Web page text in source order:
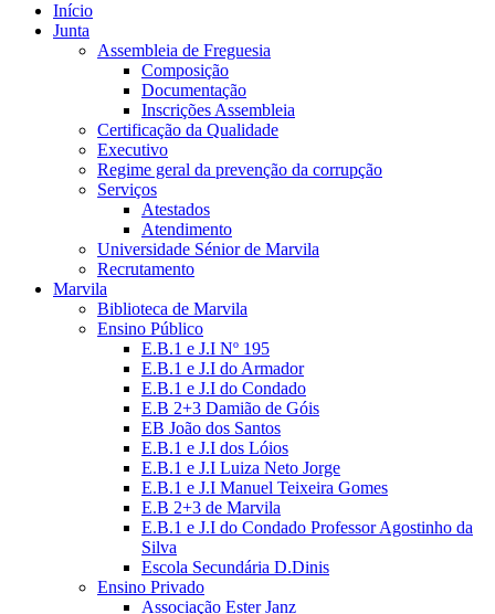
Início
Junta
Assembleia de Freguesia
Composição
Documentação
Inscrições Assembleia
Certificação da Qualidade
Executivo
Regime geral da prevenção da corrupção
Serviços
Atestados
Atendimento
Universidade Sénior de Marvila
Recrutamento
Marvila
Biblioteca de Marvila
Ensino Público
E.B.1 e J.I Nº 195
E.B.1 e J.I do Armador
E.B.1 e J.I do Condado
E.B 2+3 Damião de Góis
EB João dos Santos
E.B.1 e J.I dos Lóios
E.B.1 e J.I Luiza Neto Jorge
E.B.1 e J.I Manuel Teixeira Gomes
E.B 2+3 de Marvila
E.B.1 e J.I do Condado Professor Agostinho da
Silva
Escola Secundária D.Dinis
Ensino Privado
Associação Ester Janz